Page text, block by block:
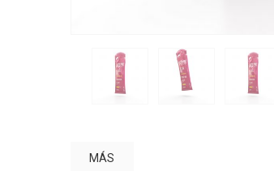
MÁS